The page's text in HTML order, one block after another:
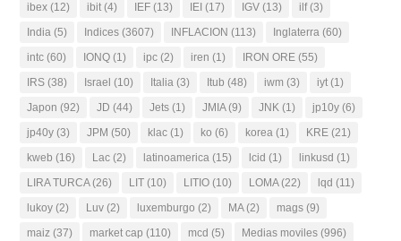
ibex (12) ibit (4) IEF (13) IEI (17) IGV (13) ilf(3)
India (5) Indices (3607) INFLACION (113) Inglaterra (60)
intc (60) IONQ (1) ipc (2) iren (1) IRON ORE (55)
IRS (38) Israel (10) Italia (3) Itub (48) iwm (3) iyt (1)
Japon (92) JD (44) Jets (1) JMIA(9) JNK (1) jp10y (6)
jp40y (3) JPM (50) klac (1) ko (6) korea (1) KRE (21)
kweb (16) Lac (2) latinoamerica (15) lcid (1) linkusd (1)
LIRA TURCA(26) LIT (10) LITIO (10) LOMA(22) lqd (11)
lukoy (2) Luv (2) luxemburgo (2) MA(2) mags (9)
maiz (37) market cap (110) mcd (5) Medias moviles (996)